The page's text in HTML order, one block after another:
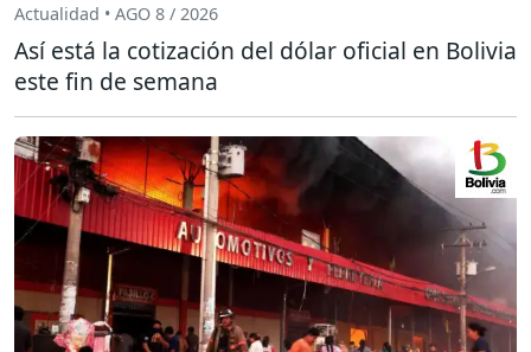
Actualidad • AGO 8 / 2026
Así está la cotización del dólar oficial en Bolivia
este fin de semana